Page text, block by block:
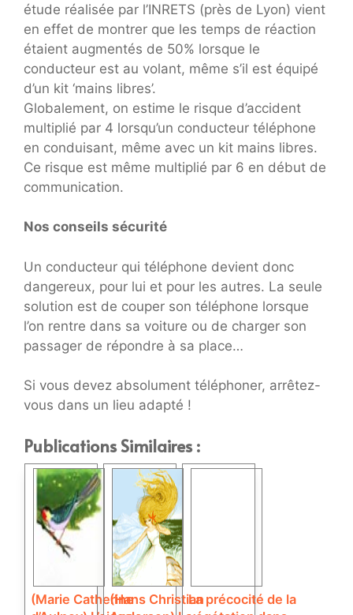
étude réalisée par l’INRETS (près de Lyon) vient
en effet de montrer que les temps de réaction
étaient augmentés de 50% lorsque le
conducteur est au volant, même s’il est équipé
d’un kit ‘mains libres’.
Globalement, on estime le risque d’accident
multiplié par 4 lorsqu’un conducteur téléphone
en conduisant, même avec un kit mains libres.
Ce risque est même multiplié par 6 en début de
communication.
Nos conseils sécurité
Un conducteur qui téléphone devient donc
dangereux, pour lui et pour les autres. La seule
solution est de couper son téléphone lorsque
l’on rentre dans sa voiture ou de charger son
passager de répondre à sa place…
Si vous devez absolument téléphoner, arrêtez-
vous dans un lieu adapté !
Publications Similaires :
(Marie Catherine(Hans ChristianLa précocité de la